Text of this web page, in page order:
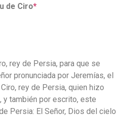
de Ciro*
rey de Persia, para que se
pronunciada por Jeremías, el
rey de Persia, quien hizo
y también por escrito, este
Persia: El Señor, Dios del cielo